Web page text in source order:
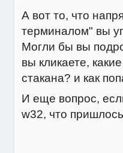
А вот то, что
терминалом" вы
Могли бы вы
вы кликаете,
стакана? и как
И еще вопрос,
w32, что